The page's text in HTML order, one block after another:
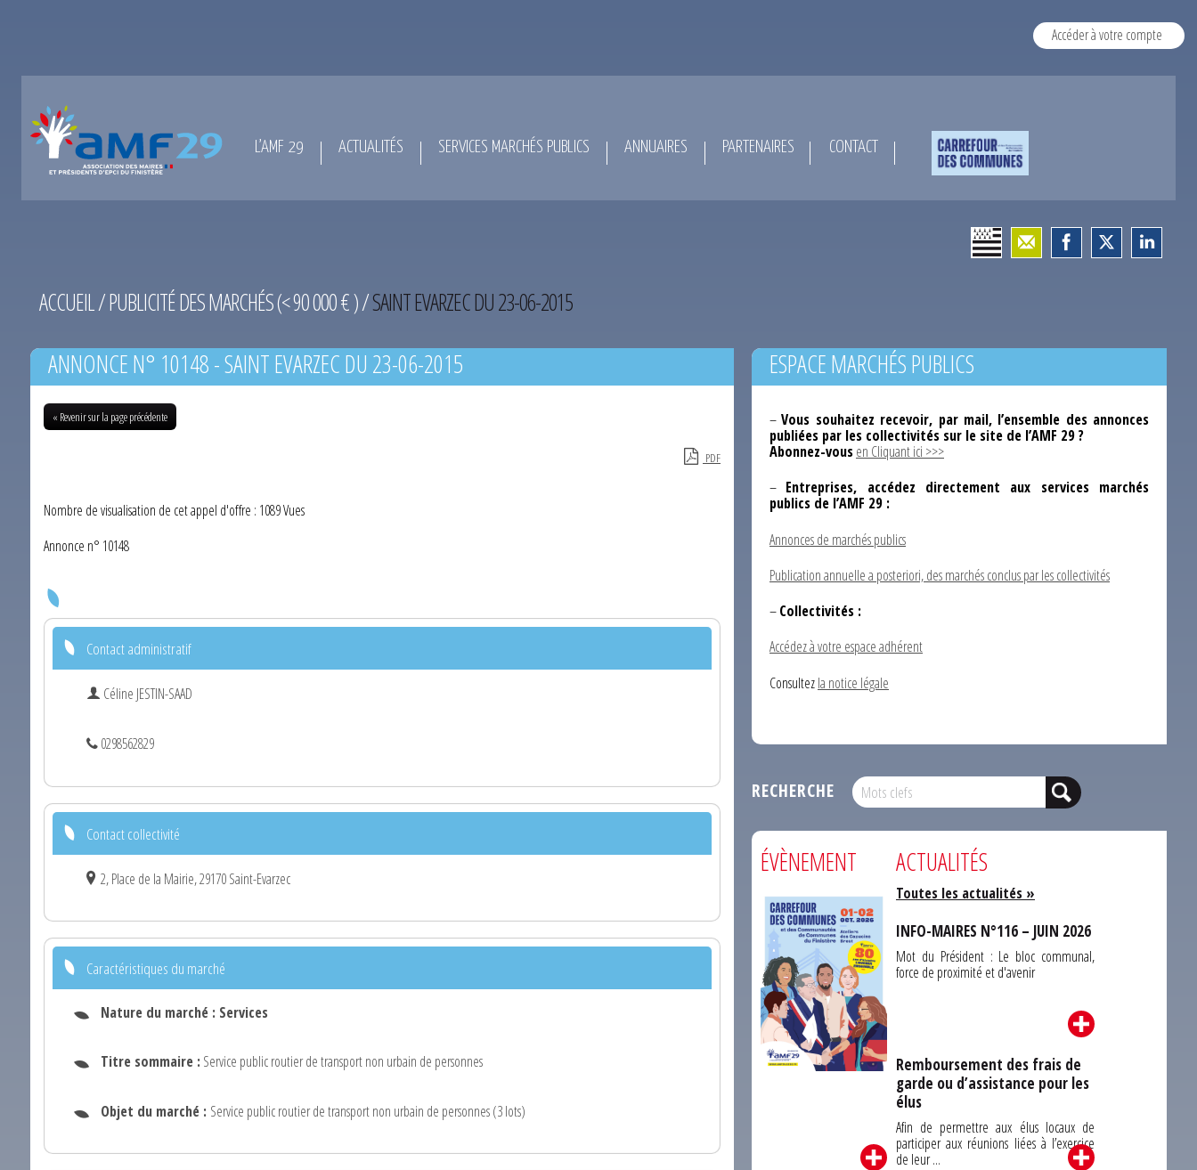
Accéder à votre compte
L’AMF 29 ACTUALITÉS SERVICES MARCHÉS PUBLICS ANNUAIRES PARTENAIRES CONTACT
ACCUEIL/PUBLICITÉ DES MARCHÉS (< 90 000 € )/SAINT EVARZEC DU 23-06-2015
ANNONCE N° 10148 - SAINT EVARZEC DU 23-06-2015
« Revenir sur la page précédente
PDF
Nombre de visualisation de cet appel d'offre : 1089 Vues
Annonce n° 10148
Contact administratif
Céline JESTIN-SAAD
0298562829
Contact collectivité
2, Place de la Mairie, 29170 Saint-Evarzec
Caractéristiques du marché
Nature du marché : Services
Titre sommaire : Service public routier de transport non urbain de personnes
Objet du marché : Service public routier de transport non urbain de personnes (3 lots)
ESPACE MARCHÉS PUBLICS
–Vous souhaitez recevoir, par mail, l’ensemble des annonces
publiées par les collectivités sur le site de l’AMF 29 ?
Abonnez-vousen Cliquant ici >>>
– Entreprises, accédez directement aux services marchés
publics de l’AMF 29 :
Annonces de marchés publics
Publication annuelle a posteriori, des marchés conclus par les collectivités
–Collectivités :
Accédez à votre espace adhérent
Consultezla notice légale
RECHERCHE
ÉVÈNEMENT ACTUALITÉS
Toutes les actualités »
INFO-MAIRES N°116 – JUIN 2026
Mot du Président : Le bloc communal,
force de proximité et d'avenir
Remboursement des frais de
garde ou d’assistance pour les
élus
Afin de permettre aux élus locaux de
participer aux réunions liées à l’exercice
de leur ...